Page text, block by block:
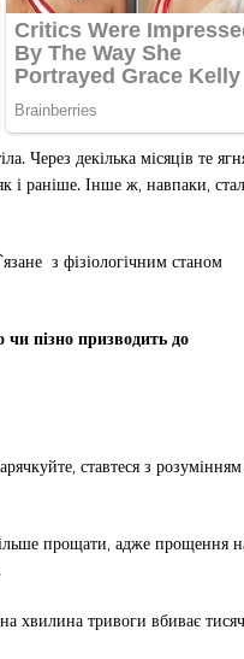
Через декілька місяців те
і раніше. Інше ж, навпаки,
з фізіологічним станом
пізно призводить до
ставтеся з
прощати, адже прощення
хвилина тривоги вбиває